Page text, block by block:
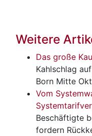
Weitere
Das große
Kahlschlag
Born Mitte
Vom
Beschäftigte
fordern